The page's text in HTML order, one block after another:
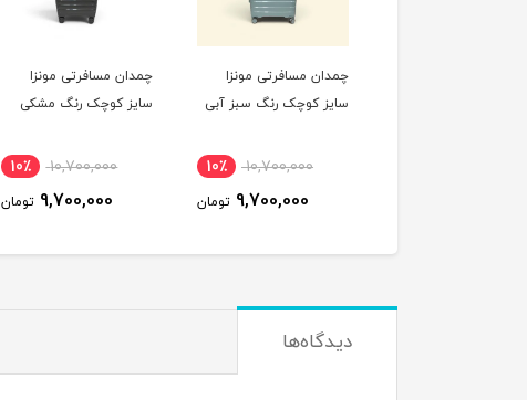
چمدان مسافرتی مونزا
سایز کوچک رنگ سبز آبی
10,700,000 10٪
9,700,000 تومان
چمدان مسافرتی مونزا
سایز کوچک رنگ مشکی
10,700,000 10٪
9,700,000 تومان
دیدگاه‌ها